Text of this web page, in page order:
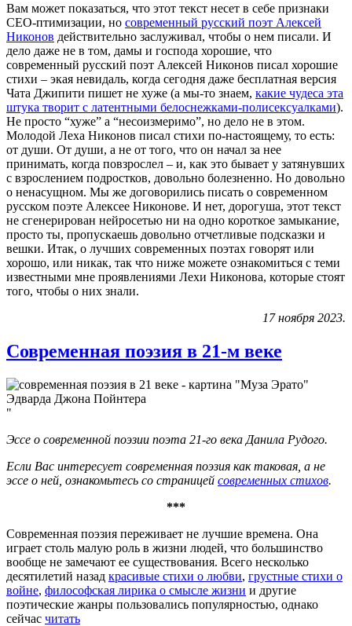
Вам может показаться, что этот текст несет в себе признаки
СЕО-птимизации, но современный русский поэт Алексей
Никонов действительно заслуживал, чтобы о нем писали. И
дело даже не в том, дамы и господа хорошие, что
современный русский поэт Алексей Никонов писал хорошие
стихи – экая невидаль, когда сегодня даже бесплатная версия
Чата Джипити пишет не хуже (а мы-то знаем, какие чудеса эта
штука творит с латентными белоснежками-полисексуалками).
Не просто “хуже” а “несоизмеримо”, но дело не в этом.
Молодой Леха Никонов писал стихи по-настоящему, то есть:
от души. От души, а не от того, что он начал за нее
принимать, когда повзрослел – и, как это бывает у затянувших
с взрослением подростков, довольно болезненно. Но довольно
о ненасущном. Мы же договорились писать о современном
русском поэте Алексее Никонове. И нет, дорогуша, этот текст
не сгенерирован нейросетью ни на одно короткое замыкание,
просто ты, пропускаешь довольно отчетливые подсказки и
вешки. Итак, о лучших современных поэтах говорят или
хорошо, или никак, так что ниже можете ознакомиться с теми
известными мне проявлениями Лехи Никонова, которые стоят
того, чтобы о них знали.
17 ноября 2023.
Современная поэзия в 21-м веке
Эссе о современной поэзии поэта 21-го века Данила Рудого.
Если Вас интересует современная поэзия как таковая, а не
эссе о ней, ознакомьтесь со страницей современных стихов.
***
Современная поэзия переживает не лучшие времена. Она
играет столь малую роль в жизни людей, что большинство
вообще не замечают ее существования. Всего несколько
десятилетий назад красивые стихи о любви, грустные стихи о
войне, философская лирика о смысле жизни и другие
поэтические жанры пользовались популярностью, однако
сейчас читать